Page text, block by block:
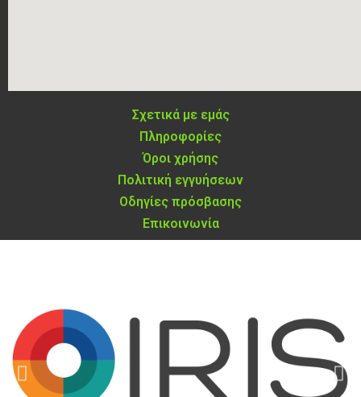
Σχετικά με εμάς
Πληροφορίες
Όροι χρήσης
Πολιτική εγγυήσεων
Οδηγίες πρόσβασης
Επικοινωνία